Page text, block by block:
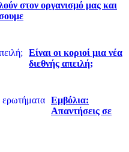
στον οργανισμό μας και
Είναι οι κοριοί μια νέα
διεθνής απειλή;
Εμβόλια:
Απαντήσεις σε